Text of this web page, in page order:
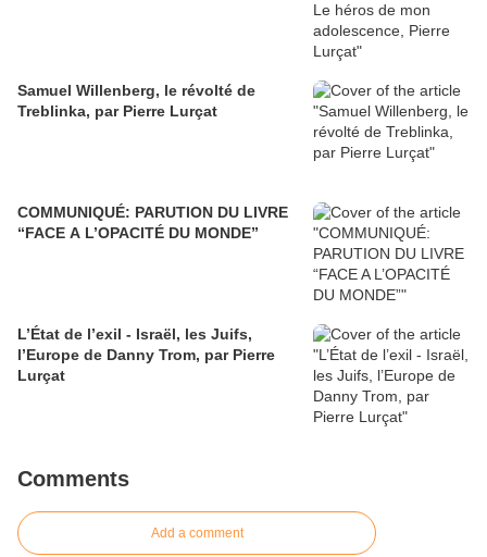
Samuel Willenberg, le révolté de
Treblinka, par Pierre Lurçat
COMMUNIQUÉ: PARUTION DU LIVRE
“FACE A L’OPACITÉ DU MONDE”
L’État de l’exil - Israël, les Juifs,
l’Europe de Danny Trom, par Pierre
Lurçat
Comments
Add a comment